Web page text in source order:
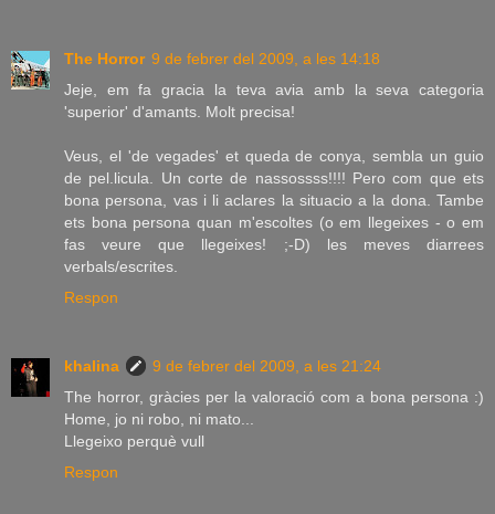
The Horror 9 de febrer del 2009, a les 14:18
Jeje, em fa gracia la teva avia amb la seva categoria
'superior' d'amants. Molt precisa!
Veus, el 'de vegades' et queda de conya, sembla un guio
de pel.licula. Un corte de nassossss!!!! Pero com que ets
bona persona, vas i li aclares la situacio a la dona. Tambe
ets bona persona quan m'escoltes (o em llegeixes - o em
fas veure que llegeixes! ;-D) les meves diarrees
verbals/escrites.
Respon
khalina
9 de febrer del 2009, a les 21:24
The horror, gràcies per la valoració com a bona persona :)
Home, jo ni robo, ni mato...
Llegeixo perquè vull
Respon